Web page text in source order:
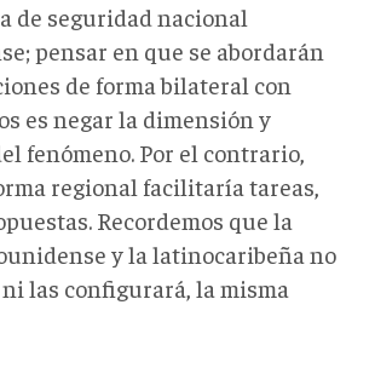
de seguridad nacional
pensar en que se abordarán
de forma bilateral con
es negar la dimensión y
fenómeno. Por el contrario,
regional facilitaría tareas,
Recordemos que la
y la latinocaribeña no
las configurará, la misma